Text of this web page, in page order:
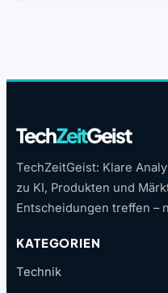
TechZeitGeist
TechZeitGeist: Klare
zu KI, Produkten und
Entscheidungen treffen –
KATEGORIEN
Technik